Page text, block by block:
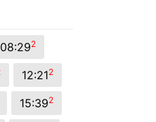
08:292
12:212
15:392